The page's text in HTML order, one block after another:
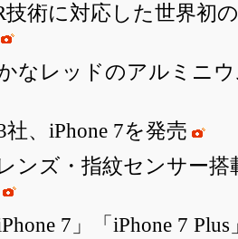
技術に対応した世界初
なレッドのアルミニ
、iPhone 7を発売
ンズ・指紋センサー
7」「iPhone 7